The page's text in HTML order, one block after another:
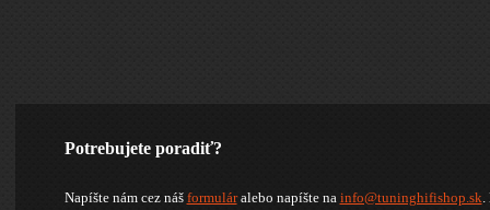
Potrebujete poradiť?
Napíšte nám cez náš formuláralebo napíšte na info@tuninghifishop.sk.